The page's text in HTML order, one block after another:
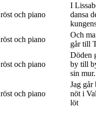
röst och piano
I
dansa
röst och piano
Och
går till
röst och piano
Döden
by till
sin
röst och piano
Jag går
nöt i
löt